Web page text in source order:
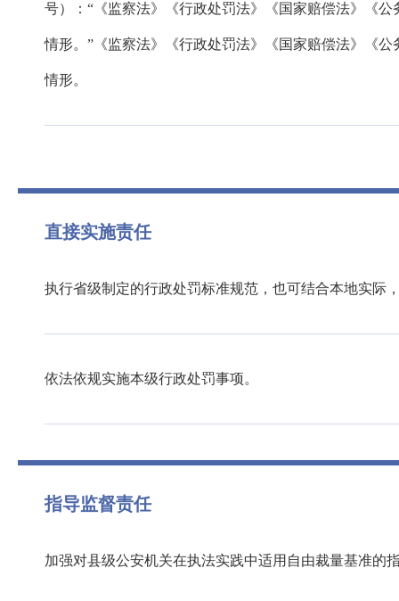
号）：“《监察法》《行政处罚法》《国家赔偿法》《
情形。”《监察法》《行政处罚法》《国家赔偿法》《
情形。
直接实施责任
执行省级制定的行政处罚标准规范，也可结合本地实际
依法依规实施本级行政处罚事项。
指导监督责任
加强对县级公安机关在执法实践中适用自由裁量基准的